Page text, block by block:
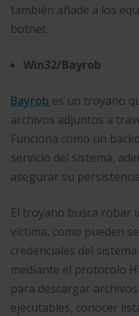
también añade a los
botnet.
Win32/Bayrob
Bayrob es un troyano
archivos adjuntos a
Funciona como un
servicio del sistema,
asegurar su
El troyano busca robar
víctima, como pueden
credenciales del
mediante el protocolo
para descargar
ejecutables, conocer